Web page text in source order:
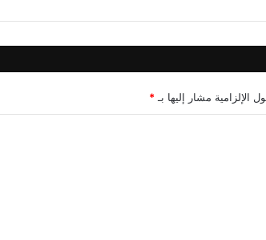
الإلزامية مشار إليها بـ *